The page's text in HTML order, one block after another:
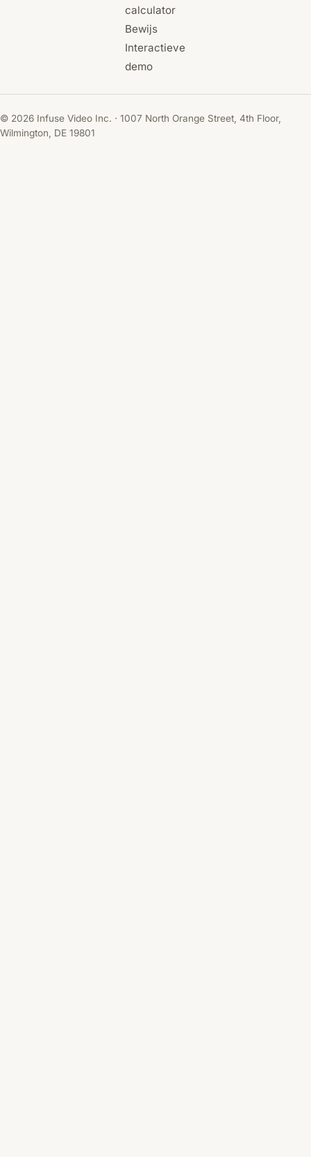
calculator
Bewijs
Interactieve
demo
© 2026 Infuse Video Inc. · 1007 North Orange Street, 4th Floor,
Wilmington, DE 19801